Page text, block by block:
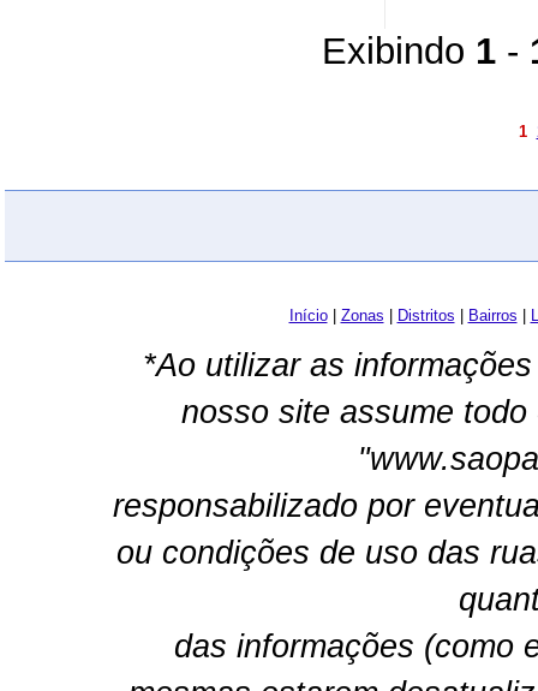
Exibindo 1-
1
Início| Zonas Distritos Bairros
*Ao utilizar as
nosso site assume
responsabilizado por
ou condições de uso das
das informações (como